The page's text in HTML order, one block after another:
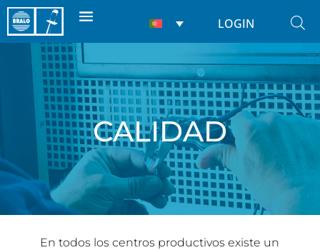
LOGIN
CALIDAD
En todos los centros productivos existe un